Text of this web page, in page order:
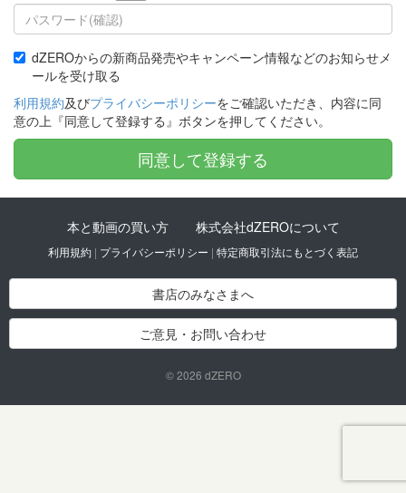
dZEROからの新商品発売やキャンペーン情報などのお知らせメ
ールを受け取る
利用規約及びプライバシーポリシーをご確認いただき、内容に同
意の上『同意して登録する』ボタンを押してください。
本と動画の買い方 株式会社dZEROについて
利用規約 | プライバシーポリシー | 特定商取引法にもとづく表記
書店のみなさまへ
ご意見・お問い合わせ
© 2026 dZERO